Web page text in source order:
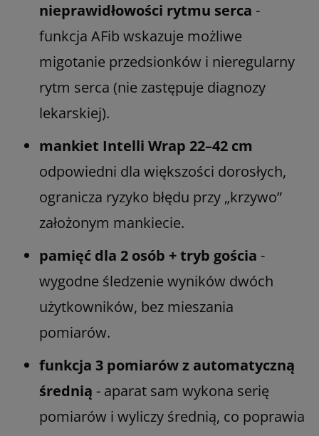
nieprawidłowości rytmu serca -
funkcja AFib wskazuje możliwe
migotanie przedsionków i nieregularny
rytm serca (nie zastępuje diagnozy
lekarskiej).
mankiet Intelli Wrap 22–42 cm
odpowiedni dla większości dorosłych,
ogranicza ryzyko błędu przy „krzywo”
założonym mankiecie.
pamięć dla 2 osób + tryb gościa -
wygodne śledzenie wyników dwóch
użytkowników, bez mieszania
pomiarów.
funkcja 3 pomiarów z automatyczną
średnią - aparat sam wykona serię
pomiarów i wyliczy średnią, co poprawia